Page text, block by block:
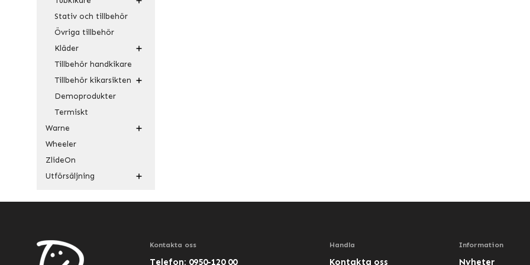
Stativ och tillbehör
Övriga tillbehör
Kläder
Tillbehör handkikare
Tillbehör kikarsikten
Demoprodukter
Termiskt
Warne
Wheeler
ZlideOn
Utförsäljning
Kontakta oss
Telefon: 0950-120 00
Handla
Kontakta oss
Information
Nyheter